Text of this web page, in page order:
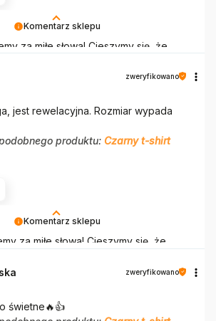
Komentarz sklepu
za miłe słowa! Cieszymy się, że
obsługę tak świetnym klientom.
Komentarz sklepu
za miłe słowa! Cieszymy się, że
obsługę tak świetnym klientom.
zweryfikowano
jest rewelacyjna. Rozmiar wypada
produktu: Czarny t-shirt
zweryfikowano
świetne🔥👍️